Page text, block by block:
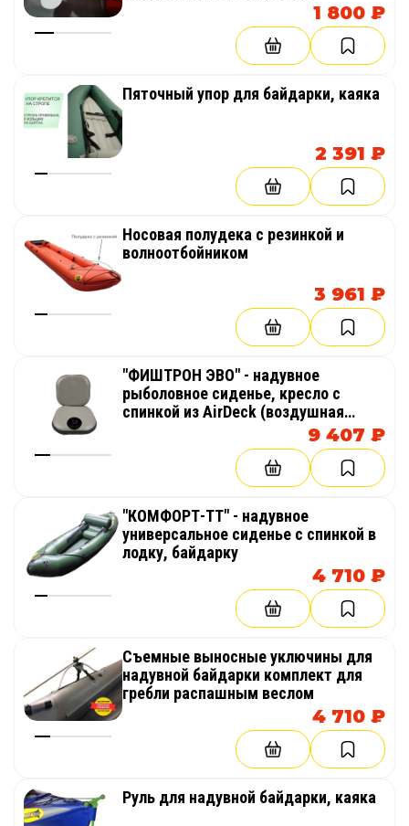
1 800 ₽
Пяточный упор для байдарки, каяка
2 391 ₽
Носовая полудека с резинкой и
волноотбойником
3 961 ₽
"ФИШТРОН ЭВО" - надувное
рыболовное сиденье, кресло с
спинкой из AirDeck (воздушная
палуба) в лодку, байдарку, каяк9 407 ₽
"КОМФОРТ-ТТ" - надувное
универсальное сиденье с спинкой в
лодку, байдарку
4 710 ₽
Съемные выносные уключины для
надувной байдарки комплект для
гребли распашным веслом
4 710 ₽
Руль для надувной байдарки, каяка